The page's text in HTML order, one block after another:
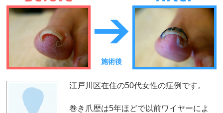
施術後
江戸川区在住の50代女性の症例です。
巻き爪歴は5年ほどで以前ワイヤーによ